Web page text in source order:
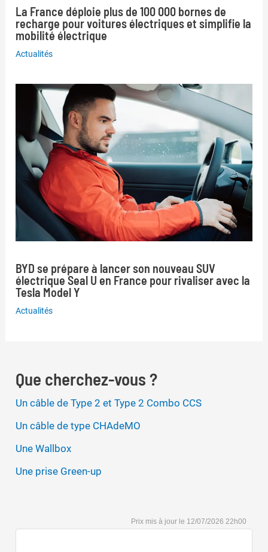
La France déploie plus de 100 000 bornes de
recharge pour voitures électriques et simplifie la
mobilité électrique
Actualités
BYD se prépare à lancer son nouveau SUV
électrique Seal U en France pour rivaliser avec la
Tesla Model Y
Actualités
Que cherchez-vous ?
Un câble de Type 2 et Type 2 Combo CCS
Un câble de type CHAdeMO
Une Wallbox
Une prise Green-up
12/07/2026 22h00